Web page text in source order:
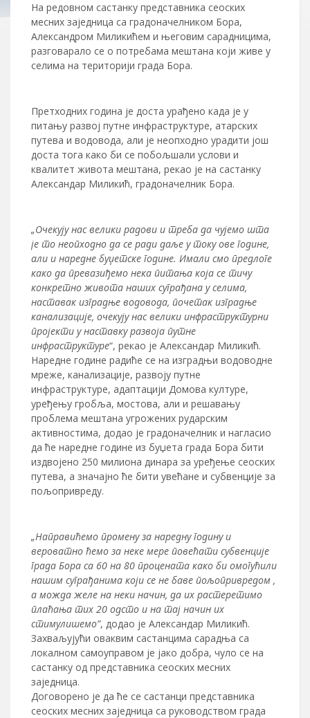
На редовном састанку представника сеоских
месних заједница са градоначелником Бора,
Александром Миликићем и његовим сарадницима,
разговарало се о потребама мештана који живе у
селима на територији града Бора.
Претходних година је доста урађено када је у
питању развој путне инфраструктуре, атарских
путева и водовода, али је неопходно урадити још
доста тога како би се побољшали услови и
квалитет живота мештана, рекао је на састанку
Александар Миликић, градоначелник Бора.
„Очекују нас велики радови и треба да чујемо шта
је то неопходно да се ради даље у току ове године,
али и наредне буџетске године. Имали смо предлоге
како да превазиђемо нека питања која се тичу
конкретно живота наших суграђана у селима,
наставак изградње водовода, почетак изградње
канализације, очекују нас велики инфраструктурни
пројекти у наставку развоја путне
инфраструктуре“, рекао је Александар Миликић.
Наредне године радиће се на изградњи водоводне
мреже, канализације, развоју путне
инфраструктуре, адаптацији Домова културе,
уређењу гробља, мостова, али и решавању
проблема мештана угрожених рударским
активностима, додао је градоначелник и нагласио
да ће наредне године из буџета града Бора бити
издвојено 250 милиона динара за уређење сеоских
путева, а значајно ће бити увећане и субвенције за
пољопривреду.
„Направићемо промену за наредну годину и
вероватно ћемо за неке мере повећати субвенције
града Бора са 60 на 80 процената како би омогућили
нашим суграђанима који се не баве пољопривредом ,
а можда желе на неки начин, да их растеретимо
плаћања тих 20 одсто и на тај начин их
стимулишемо”, додао је Александар Миликић.
Захваљујући оваквим састанцима сарадња са
локалном самоуправом је јако добра, чуло се на
састанку од представника сеоских месних
заједница.
Договорено је да ће се састанци представника
сеоских месних заједница са руководством града